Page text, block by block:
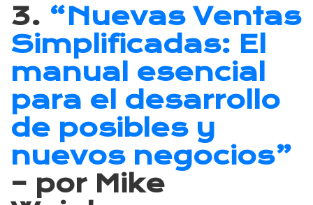
3. “Nuevas Ventas
Simplificadas: El
manual esencial
para el desarrollo
de posibles y
nuevos negocios”
– por Mike